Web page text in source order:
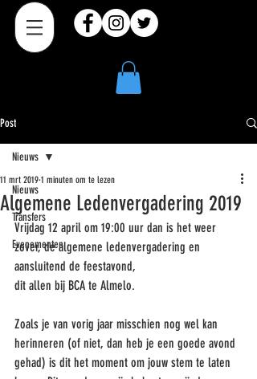
Post
Nieuws
Transfers
Evenementen
Nieuws
Algemene Ledenvergadering 2019
11 mrt 2019 1 minuten om te lezen
Vrijdag 12 april om 19:00 uur dan is het weer
zover, de algemene ledenvergadering en
aansluitend de feestavond,
dit allen bij BCA te Almelo.
Zoals je van vorig jaar misschien nog wel kan
herinneren (of niet, dan heb je een goede avond
gehad) is dit het moment om jouw stem te laten